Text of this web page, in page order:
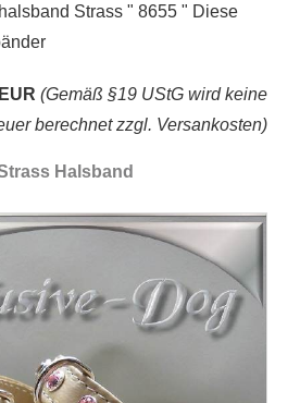
Strass " 8655 " Diese
(Gemäß §19 UStG wird keine
berechnet zzgl. Versankosten)
Halsband